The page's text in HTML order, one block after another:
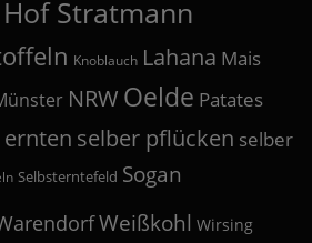
Hof Stratmann
Knoblauch Lahana Mais
NRW Oelde Patates
selber pflücken selber
Selbsterntefeld Sogan
Weißkohl Wirsing